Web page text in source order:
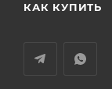
КАК КУПИТЬ